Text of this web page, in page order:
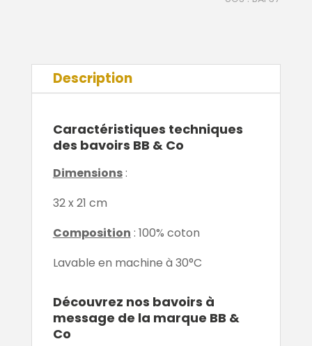
Description
Caractéristiques techniques
des bavoirs BB & Co
Dimensions:
32 x 21 cm
Composition : 100% coton
Lavable en machine à 30°C
Découvrez nos bavoirs à
message de la marque BB &
Co